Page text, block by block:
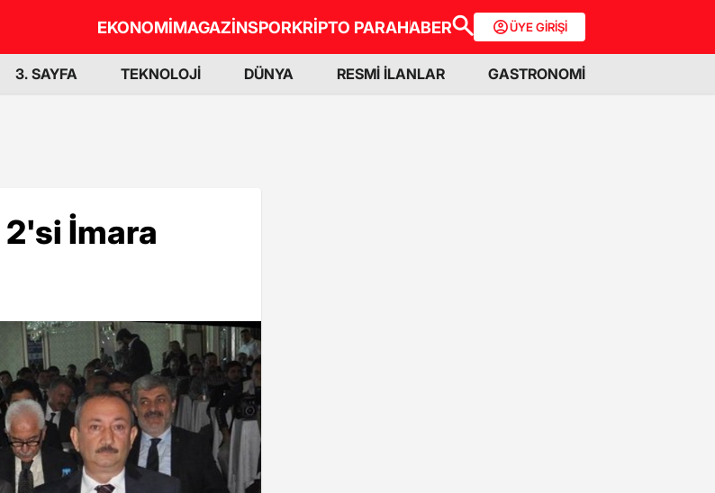
EKONOMİMAGAZİNSPORKRİPTO PARAHABER ÜYE GİRİŞİ
3. SAYFA TEKNOLOJİ DÜNYA RESMİ İLANLAR GASTRONOMİ
2'si İmara